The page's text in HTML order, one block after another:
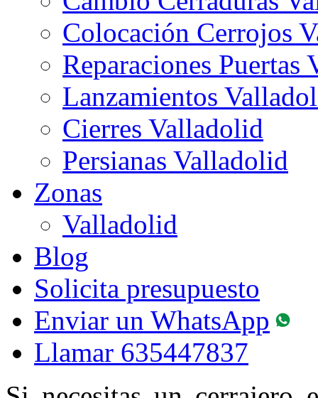
Colocación Cerrojos
Reparaciones Puertas
Lanzamientos
Cierres Valladolid
Persianas Valladolid
Zonas
Valladolid
Blog
Solicita presupuesto
Enviar un WhatsApp
Llamar 635447837